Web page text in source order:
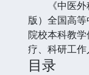
《中医外
版）全国高
院校本科教
疗、科研工作
目录